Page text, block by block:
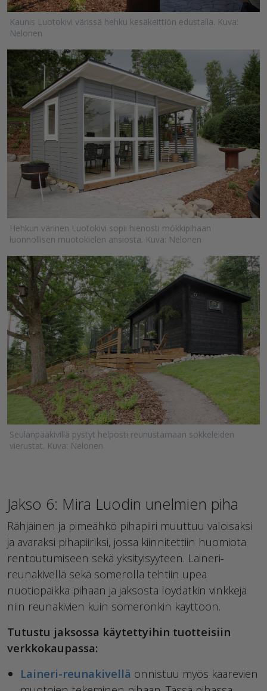
Kaunis Luotokivi värissä hehku kesäkeittiön edustalla. Kuva:
Nelonen
Hehkun värinen Luotokivi sopii hienosti mökkipihaan
luonnollisen muotokielen ansiosta. Kuva: Nelonen
Seulanpääkivillä pystyt helposti reunustamaan sokkeleiden
vierustat. Kuva: Nelonen
Jakso 6: Mira Luodin unelmien piha
Rähjäinen ja pimeähkö pihapiiri muuttuu valoisaksi
ja avaraksi pihapiiriksi, jossa kiinnitettiin huomiota
rentoutumiseen sekä yksityisyyteen. Laineri-
reunakivellä sekä somerolla tehtiin upea
nuotiopaikka pihaan ja jaksosta löydätkin vinkkejä
niin reunakivien kuin someronkin käyttöön.
Tutustu jaksossa käytettyihin tuotteisiin
verkkokaupassa:
Laineri-reunakivellä onnistuu myös kaarevien